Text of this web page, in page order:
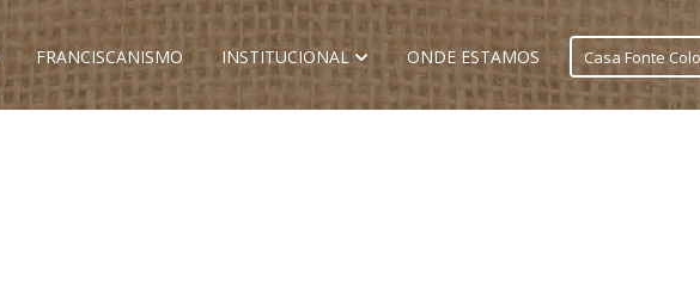
FRANCISCANISMO INSTITUCIONAL ONDE ESTAMOS Casa Fonte